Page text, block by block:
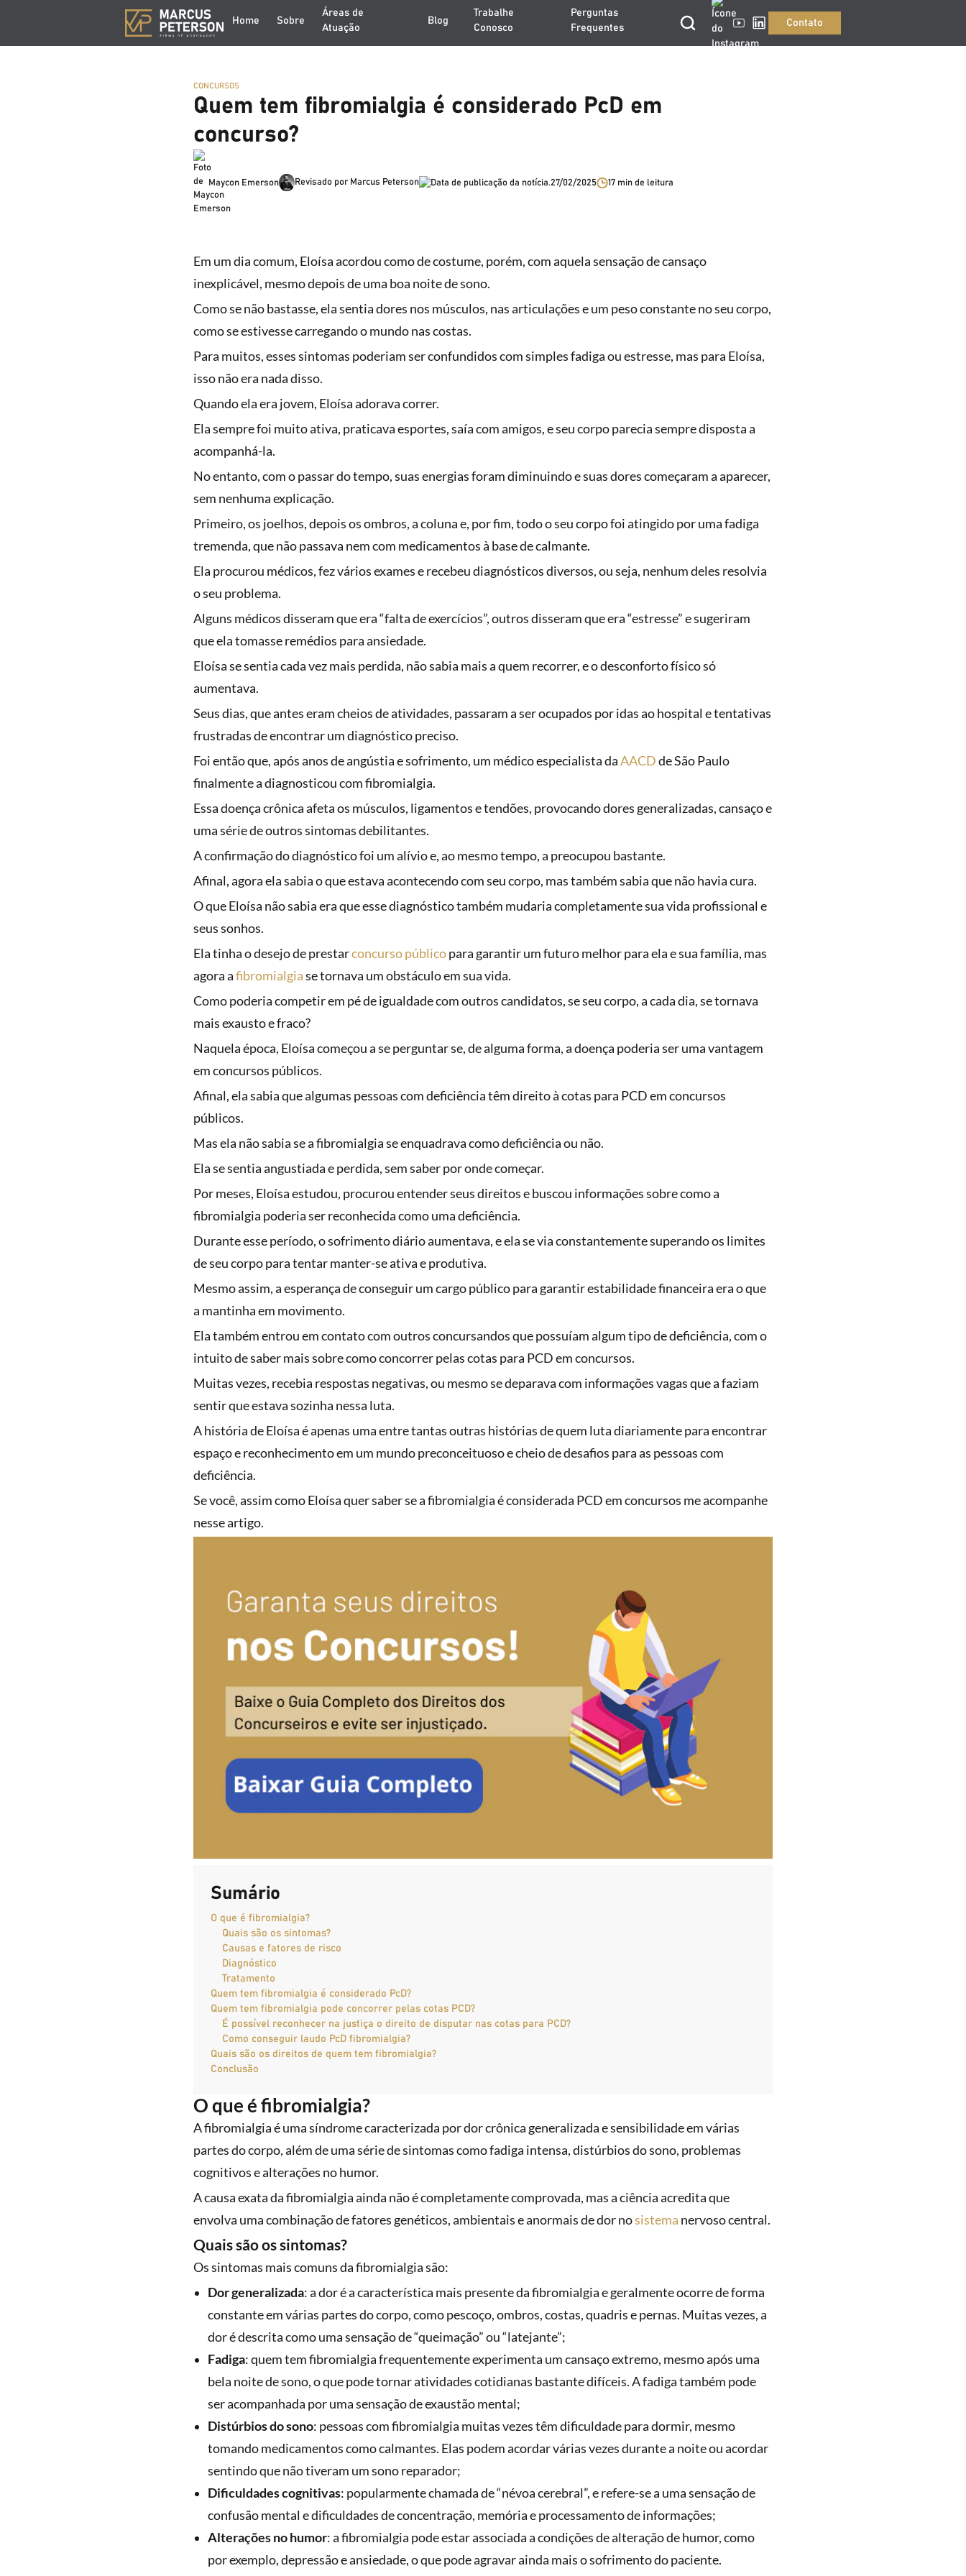
Home Sobre
Áreas de
Atuação
Blog
Trabalhe
Conosco
Perguntas
Frequentes
Contato
CONCURSOS
Quem tem fibromialgia é considerado PcD em
concurso?
Maycon Emerson Revisado por Marcus Peterson 27/02/2025 17 min de leitura
Em um dia comum, Eloísa acordou como de costume, porém, com aquela sensação de cansaço
inexplicável, mesmo depois de uma boa noite de sono.
Como se não bastasse, ela sentia dores nos músculos, nas articulações e um peso constante no seu corpo,
como se estivesse carregando o mundo nas costas.
Para muitos, esses sintomas poderiam ser confundidos com simples fadiga ou estresse, mas para Eloísa,
isso não era nada disso.
Quando ela era jovem, Eloísa adorava correr.
Ela sempre foi muito ativa, praticava esportes, saía com amigos, e seu corpo parecia sempre disposta a
acompanhá-la.
No entanto, com o passar do tempo, suas energias foram diminuindo e suas dores começaram a aparecer,
sem nenhuma explicação.
Primeiro, os joelhos, depois os ombros, a coluna e, por fim, todo o seu corpo foi atingido por uma fadiga
tremenda, que não passava nem com medicamentos à base de calmante.
Ela procurou médicos, fez vários exames e recebeu diagnósticos diversos, ou seja, nenhum deles resolvia
o seu problema.
Alguns médicos disseram que era “falta de exercícios”, outros disseram que era “estresse” e sugeriram
que ela tomasse remédios para ansiedade.
Eloísa se sentia cada vez mais perdida, não sabia mais a quem recorrer, e o desconforto físico só
aumentava.
Seus dias, que antes eram cheios de atividades, passaram a ser ocupados por idas ao hospital e tentativas
frustradas de encontrar um diagnóstico preciso.
Foi então que, após anos de angústia e sofrimento, um médico especialista daAACDde São Paulo
finalmente a diagnosticou com fibromialgia.
Essa doença crônica afeta os músculos, ligamentos e tendões, provocando dores generalizadas, cansaço e
uma série de outros sintomas debilitantes.
A confirmação do diagnóstico foi um alívio e, ao mesmo tempo, a preocupou bastante.
Afinal, agora ela sabia o que estava acontecendo com seu corpo, mas também sabia que não havia cura.
O que Eloísa não sabia era que esse diagnóstico também mudaria completamente sua vida profissional e
seus sonhos.
Ela tinha o desejo de prestarconcurso públicopara garantir um futuro melhor para ela e sua família, mas
agora afibromialgiase tornava um obstáculo em sua vida.
Como poderia competir em pé de igualdade com outros candidatos, se seu corpo, a cada dia, se tornava
mais exausto e fraco?
Naquela época, Eloísa começou a se perguntar se, de alguma forma, a doença poderia ser uma vantagem
em concursos públicos.
Afinal, ela sabia que algumas pessoas com deficiência têm direito à cotas para PCD em concursos
públicos.
Mas ela não sabia se a fibromialgia se enquadrava como deficiência ou não.
Ela se sentia angustiada e perdida, sem saber por onde começar.
Por meses, Eloísa estudou, procurou entender seus direitos e buscou informações sobre como a
fibromialgia poderia ser reconhecida como uma deficiência.
Durante esse período, o sofrimento diário aumentava, e ela se via constantemente superando os limites
de seu corpo para tentar manter-se ativa e produtiva.
Mesmo assim, a esperança de conseguir um cargo público para garantir estabilidade financeira era o que
a mantinha em movimento.
Ela também entrou em contato com outros concursandos que possuíam algum tipo de deficiência, com o
intuito de saber mais sobre como concorrer pelas cotas para PCD em concursos.
Muitas vezes, recebia respostas negativas, ou mesmo se deparava com informações vagas que a faziam
sentir que estava sozinha nessa luta.
A história de Eloísa é apenas uma entre tantas outras histórias de quem luta diariamente para encontrar
espaço e reconhecimento em um mundo preconceituoso e cheio de desafios para as pessoas com
deficiência.
Se você, assim como Eloísa quer saber se a fibromialgia é considerada PCD em concursos me acompanhe
nesse artigo.
Sumário
O que é fibromialgia?
Quais são os sintomas?
Causas e fatores de risco
Diagnóstico
Tratamento
Quem tem fibromialgia é considerado PcD?
Quem tem fibromialgia pode concorrer pelas cotas PCD?
É possível reconhecer na justiça o direito de disputar nas cotas para PCD?
Como conseguir laudo PcD fibromialgia?
Quais são os direitos de quem tem fibromialgia?
Conclusão
O que é fibromialgia?
A fibromialgia é uma síndrome caracterizada por dor crônica generalizada e sensibilidade em várias
partes do corpo, além de uma série de sintomas como fadiga intensa, distúrbios do sono, problemas
cognitivos e alterações no humor.
A causa exata da fibromialgia ainda não é completamente comprovada, mas a ciência acredita que
envolva uma combinação de fatores genéticos, ambientais e anormais de dor nosistema nervoso central.
Quais são os sintomas?
Os sintomas mais comuns da fibromialgia são:
Dor generalizada: a dor é a característica mais presente da fibromialgia e geralmente ocorre de forma
constante em várias partes do corpo, como pescoço, ombros, costas, quadris e pernas. Muitas vezes, a
dor é descrita como uma sensação de “queimação” ou “latejante”;
Fadiga: quem tem fibromialgia frequentemente experimenta um cansaço extremo, mesmo após uma
bela noite de sono, o que pode tornar atividades cotidianas bastante difíceis. A fadiga também pode
ser acompanhada por uma sensação de exaustão mental;
Distúrbios do sono: pessoas com fibromialgia muitas vezes têm dificuldade para dormir, mesmo
tomando medicamentos como calmantes. Elas podem acordar várias vezes durante a noite ou acordar
sentindo que não tiveram um sono reparador;
Dificuldades cognitivas: popularmente chamada de “névoa cerebral”, e refere-se a uma sensação de
confusão mental e dificuldades de concentração, memória e processamento de informações;
Alterações no humor: a fibromialgia pode estar associada a condições de alteração de humor, como
por exemplo, depressão e ansiedade, o que pode agravar ainda mais o sofrimento do paciente.